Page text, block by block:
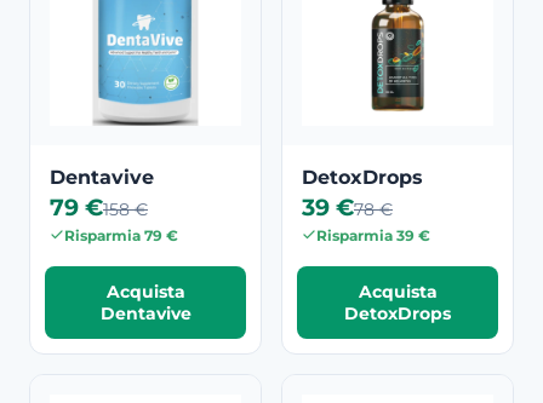
Dentavive
79 €158 €
Risparmia 79 €
Acquista
Dentavive
DetoxDrops
39 €78 €
Risparmia 39 €
Acquista
DetoxDrops